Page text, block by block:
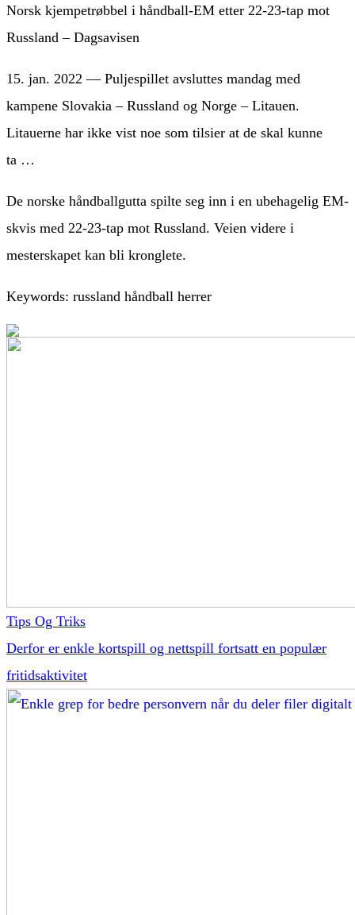
Norsk kjempetrøbbel i håndball-EM etter 22-23-tap mot
Russland – Dagsavisen
15. jan. 2022 — Puljespillet avsluttes mandag med
kampene Slovakia – Russland og Norge – Litauen.
Litauerne har ikke vist noe som tilsier at de skal kunne
ta …
De norske håndballgutta spilte seg inn i en ubehagelig EM-
skvis med 22-23-tap mot Russland. Veien videre i
mesterskapet kan bli kronglete.
Keywords: russland håndball herrer
Tips Og Triks
Derfor er enkle kortspill og nettspill fortsatt en populær
fritidsaktivitet